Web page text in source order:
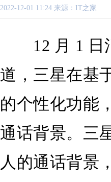
2022-12-01 11:24 来源：IT之家
12 月 1 日消
道，三星在基
的个性化功能
通话背景。三
人的通话背景